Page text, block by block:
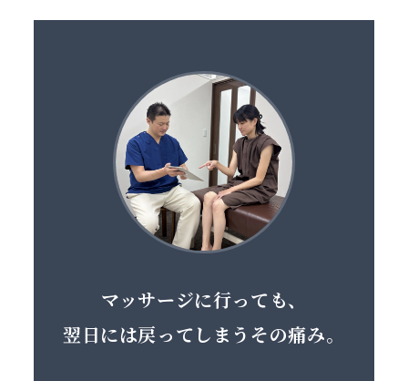
マッサージに行っても、
翌日には戻ってしまうその痛み。